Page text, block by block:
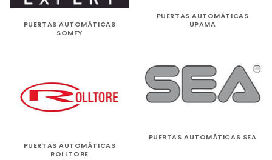
PUERTAS AUTOMÁTICAS
UPAMA
PUERTAS AUTOMÁTICAS
SOMFY
PUERTAS AUTOMÁTICAS SEA
PUERTAS AUTOMÁTICAS
ROLLTORE